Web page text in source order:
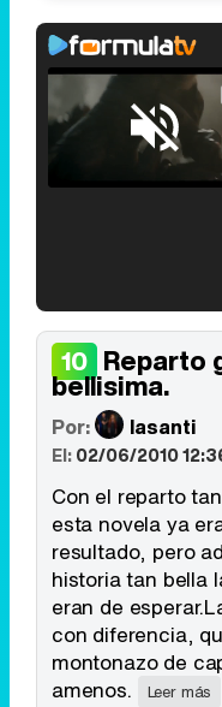
10 Reparto
bellisima.
Por: lasanti
El:02/06/2010
Con el reparto
esta novela ya
resultado, pero
historia tan bella
eran de
con diferencia,
montonazo de
amenos.
Leer más